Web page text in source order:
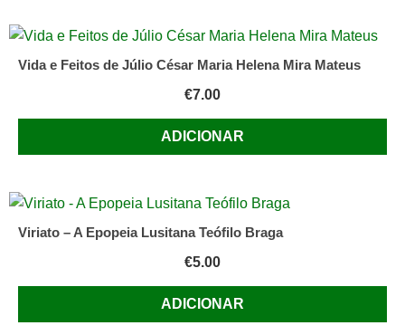
Vida e Feitos de Júlio César Maria Helena Mira Mateus
€7.00
ADICIONAR
Viriato – A Epopeia Lusitana Teófilo Braga
€5.00
ADICIONAR